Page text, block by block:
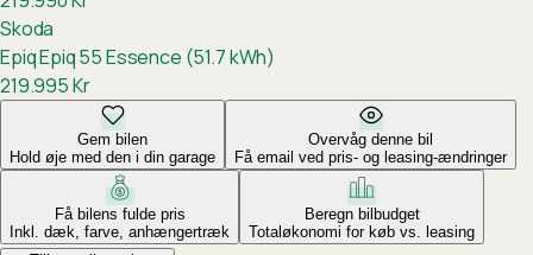
Skoda
EpiqEpiq 55 Essence (51.7 kWh)
219.995Kr
Gem bilen
Hold øje med den i din garage
Overvåg denne bil
Få email ved pris- og leasing-ændringer
Få bilens fulde pris
Inkl. dæk, farve, anhængertræk
Beregn bilbudget
Totaløkonomi for køb vs. leasing